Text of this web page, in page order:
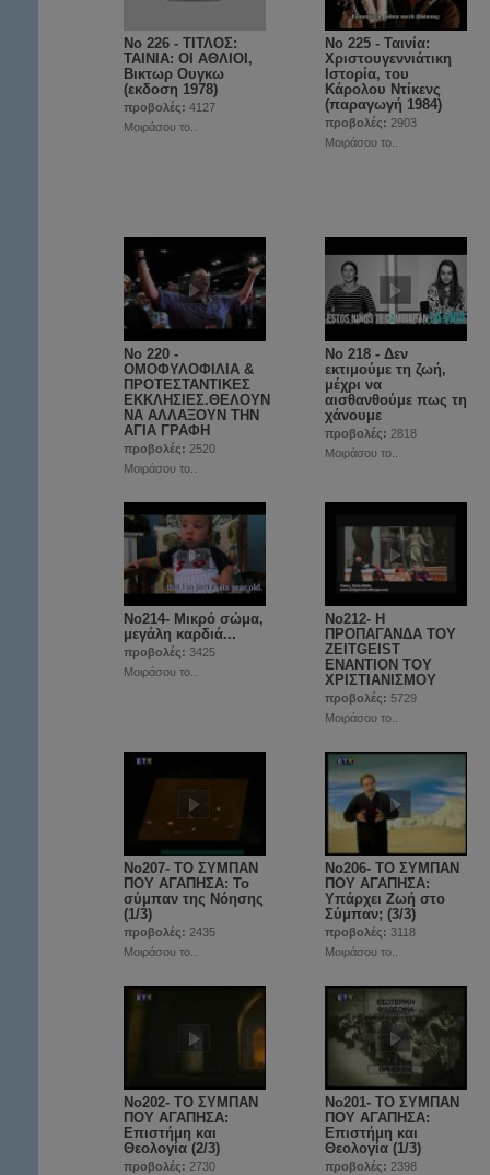
Νο 226 - ΤΙΤΛΟΣ:
ΤΑΙΝΙΑ: ΟΙ ΑΘΛΙΟΙ,
Βικτωρ Ουγκω
(εκδοση 1978)
προβολές: 4127
Μοιράσου το..
No 225 - Ταινία:
Χριστουγεννιάτικη
Ιστορία, του
Κάρολου Ντίκενς
(παραγωγή 1984)
προβολές: 2903
Μοιράσου το..
Νο 220 -
ΟΜΟΦΥΛΟΦΙΛΙΑ &
ΠΡΟΤΕΣΤΑΝΤΙΚΕΣ
ΕΚΚΛΗΣΙΕΣ.ΘΕΛΟΥΝ
ΝΑ ΑΛΛΑΞΟΥΝ ΤΗΝ
ΑΓΙΑ ΓΡΑΦΗ
προβολές: 2520
Μοιράσου το..
Νο 218 - Δεν
εκτιμούμε τη ζωή,
μέχρι να
αισθανθούμε πως τη
χάνουμε
προβολές: 2818
Μοιράσου το..
No214- Μικρό σώμα,
μεγάλη καρδιά...
προβολές: 3425
Μοιράσου το..
Νο212- Η
ΠΡΟΠΑΓΑΝΔΑ ΤΟΥ
ZEITGEIST
ΕΝΑΝΤΙΟΝ ΤΟΥ
ΧΡΙΣΤΙΑΝΙΣΜΟΥ
προβολές: 5729
Μοιράσου το..
No207- ΤΟ ΣΥΜΠΑΝ
ΠΟΥ ΑΓΑΠΗΣΑ: Το
σύμπαν της Νόησης
(1/3)
προβολές: 2435
Μοιράσου το..
No206- ΤΟ ΣΥΜΠΑΝ
ΠΟΥ ΑΓΑΠΗΣΑ:
Υπάρχει Ζωή στο
Σύμπαν; (3/3)
προβολές: 3118
Μοιράσου το..
Νο202- ΤΟ ΣΥΜΠΑΝ
ΠΟΥ ΑΓΑΠΗΣΑ:
Επιστήμη και
Θεολογία (2/3)
προβολές: 2730
Νο201- ΤΟ ΣΥΜΠΑΝ
ΠΟΥ ΑΓΑΠΗΣΑ:
Επιστήμη και
Θεολογία (1/3)
προβολές: 2398